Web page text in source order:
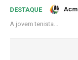
DESTAQUE
A jovem tenista...